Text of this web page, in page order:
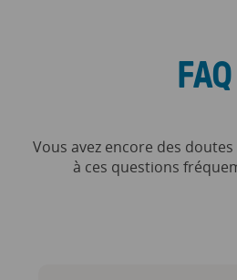
FAQ
Vous avez encore des doutes
à ces questions